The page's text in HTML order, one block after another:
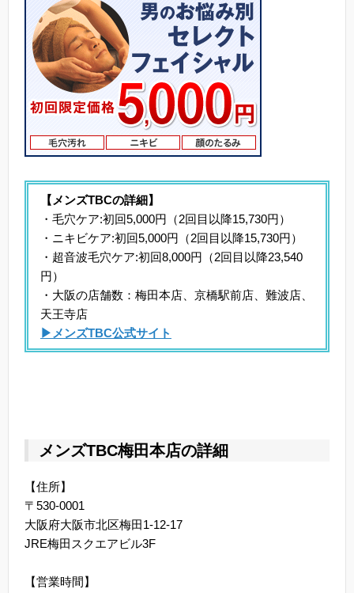
【メンズTBCの詳細】
・毛穴ケア:初回5,000円（2回目以降15,730円）
・ニキビケア:初回5,000円（2回目以降15,730円）
・超音波毛穴ケア:初回8,000円（2回目以降23,540
円）
・大阪の店舗数：梅田本店、京橋駅前店、難波店、
天王寺店
▶メンズTBC公式サイト
メンズTBC梅田本店の詳細
【住所】
〒530-0001
大阪府大阪市北区梅田1-12-17
JRE梅田スクエアビル3F
【営業時間】